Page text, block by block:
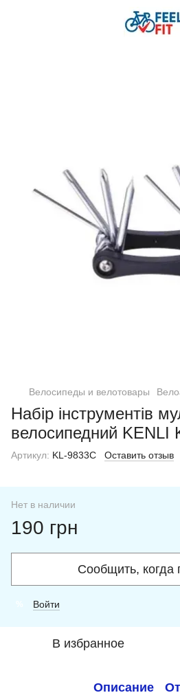
Велосипеды и велотовары
Набір інструментів
велосипедний KENLI
Артикул: KL-9833C Оставить отзыв
Нет в наличии
190 грн
Сообщить, когда
Войти
В избранное
Описание